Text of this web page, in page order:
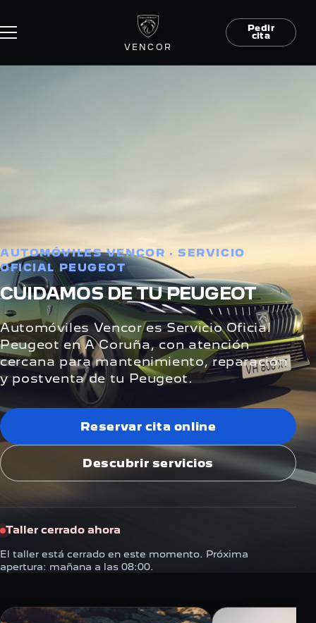
VENCOR
Pedir
cita
AUTOMÓVILES VENCOR · SERVICIO
OFICIAL PEUGEOT
CUIDAMOS DE TU PEUGEOT
Automóviles Vencor es Servicio Oficial
Peugeot en A Coruña, con atención
cercana para mantenimiento, reparación
y postventa de tu Peugeot.
Reservar cita online
Descubrir servicios
Taller cerrado ahora
El taller está cerrado en este momento. Próxima
apertura: mañana a las 08:00.